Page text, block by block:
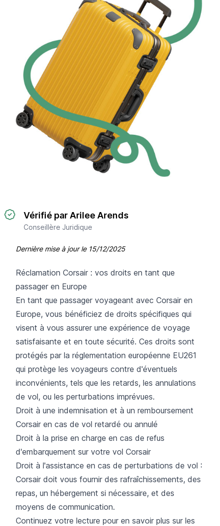
Vérifié par Arilee Arends
Conseillère Juridique
Dernière mise à jour le 15/12/2025
Réclamation Corsair : vos droits en tant que
passager en Europe
En tant que passager voyageant avec Corsair en
Europe, vous bénéficiez de droits spécifiques qui
visent à vous assurer une expérience de voyage
satisfaisante et en toute sécurité. Ces droits sont
protégés par la réglementation européenne EU261
qui protège les voyageurs contre d'éventuels
inconvénients, tels que les retards, les annulations
de vol, ou les perturbations imprévues.
Droit à une indemnisation et à un remboursement
Corsair en cas de vol retardé ou annulé
Droit à la prise en charge en cas de refus
d'embarquement sur votre vol Corsair
Droit à l'assistance en cas de perturbations de vol :
Corsair doit vous fournir des rafraîchissements, des
repas, un hébergement si nécessaire, et des
moyens de communication.
Continuez votre lecture pour en savoir plus sur les